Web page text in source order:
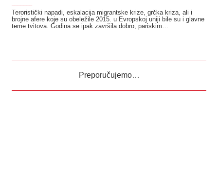
Teroristički napadi, eskalacija migrantske krize, grčka kriza, ali i
brojne afere koje su obeležile 2015. u Evropskoj uniji bile su i glavne
teme tvitova. Godina se ipak završila dobro, pariskim…
Preporučujemo…